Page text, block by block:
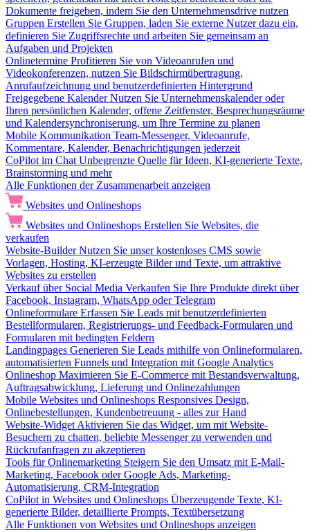
Dokumente freigeben, indem Sie den Unternehmensdrive nutzen
Gruppen Erstellen Sie Gruppen, laden Sie externe Nutzer dazu ein,
definieren Sie Zugriffsrechte und arbeiten Sie gemeinsam an
Aufgaben und Projekten
Onlinetermine Profitieren Sie von Videoanrufen und
Videokonferenzen, nutzen Sie Bildschirmübertragung,
Anrufaufzeichnung und benutzerdefinierten Hintergrund
Freigegebene Kalender Nutzen Sie Unternehmenskalender oder
Ihren persönlichen Kalender, offene Zeitfenster, Besprechungsräume
und Kalendersynchroniserung, um Ihre Termine zu planen
Mobile Kommunikation Team-Messenger, Videoanrufe,
Kommentare, Kalender, Benachrichtigungen jederzeit
CoPilot im Chat Unbegrenzte Quelle für Ideen, KI-generierte Texte,
Brainstorming und mehr
Alle Funktionen der Zusammenarbeit anzeigen
Websites und Onlineshops
Websites und Onlineshops Erstellen Sie Websites, die
verkaufen
Website-Builder Nutzen Sie unser kostenloses CMS sowie
Vorlagen, Hosting, KI-erzeugte Bilder und Texte, um attraktive
Websites zu erstellen
Verkauf über Social Media Verkaufen Sie Ihre Produkte direkt über
Facebook, Instagram, WhatsApp oder Telegram
Onlineformulare Erfassen Sie Leads mit benutzerdefinierten
Bestellformularen, Registrierungs- und Feedback-Formularen und
Formularen mit bedingten Feldern
Landingpages Generieren Sie Leads mithilfe von Onlineformularen,
automatisierten Funnels und Integration mit Google Analytics
Onlineshop Maximieren Sie E-Commerce mit Bestandsverwaltung,
Auftragsabwicklung, Lieferung und Onlinezahlungen
Mobile Websites und Onlineshops Responsives Design,
Onlinebestellungen, Kundenbetreuung - alles zur Hand
Website-Widget Aktivieren Sie das Widget, um mit Website-
Besuchern zu chatten, beliebte Messenger zu verwenden und
Rückrufanfragen zu akzeptieren
Tools für Onlinemarketing Steigern Sie den Umsatz mit E-Mail-
Marketing, Facebook oder Google Ads, Marketing-
Automatisierung, CRM-Integration
CoPilot in Websites und Onlineshops Überzeugende Texte, KI-
generierte Bilder, detaillierte Prompts, Textübersetzung
Alle Funktionen von Websites und Onlineshops anzeigen